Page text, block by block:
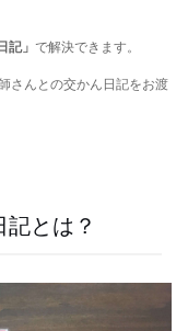
記」 で解決できます。
さんとの交かん日記をお渡
記とは？